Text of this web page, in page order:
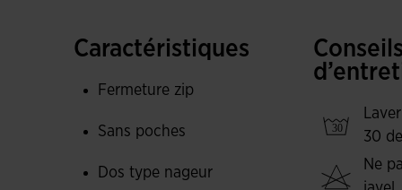
frottements et à éviter les irritations de la
offre un ajustement ferme et sécurisé sans
De plus, ce body comprend une fermeture
personnalisé.
Le haut est fabriqué dans un tissu offrant une
Caractéristiques
Fermeture zip
Sans poches
Dos type nageur
Conseils
30
Ne